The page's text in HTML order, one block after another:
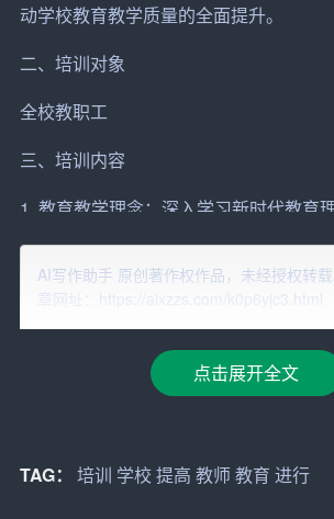
动学校教育教学质量的全面提升。
二、培训对象
全校教职工
三、培训内容
1. 教育教学理念：深入学习新时代教育
质教育、基础教育课程改革和新时期教
教育教学理念。
规律，提高教师的教育教学能力。
3. 学科知识：加强学科专业知识培训，
4. 教育技术：加强教育技术培训，提高
AI写作助手 原创著作权作品，未经授权转
章网址：https://aixzzs.com/k0p6yjc3.html
点击展开全文
TAG： 培训 学校提高 教师教育 进行